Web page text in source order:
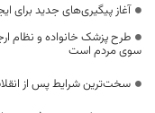
آغاز پیگیری‌های جدید برای
طرح پزشک خانواده و نظام
سوی مردم است
سخت‌ترین شرایط پس از